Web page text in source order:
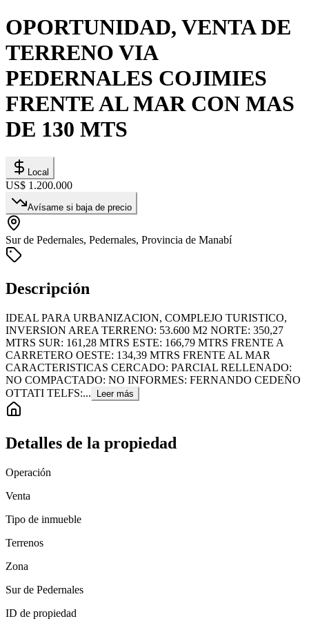
OPORTUNIDAD, VENTA DE
TERRENO VIA
PEDERNALES COJIMIES
FRENTE AL MAR CON MAS
DE 130 MTS
Local
US$ 1.200.000
Avísame si baja de precio
Sur de Pedernales, Pedernales, Provincia de Manabí
Descripción
IDEAL PARA URBANIZACION, COMPLEJO TURISTICO,
INVERSION AREA TERRENO: 53.600 M2 NORTE: 350,27
MTRS SUR: 161,28 MTRS ESTE: 166,79 MTRS FRENTE A
CARRETERO OESTE: 134,39 MTRS FRENTE AL MAR
CARACTERISTICAS CERCADO: PARCIAL RELLENADO:
NO COMPACTADO: NO INFORMES: FERNANDO CEDEÑO
OTTATI TELFS:...
Leer más
Detalles de la propiedad
Operación
Venta
Tipo de inmueble
Terrenos
Zona
Sur de Pedernales
ID de propiedad